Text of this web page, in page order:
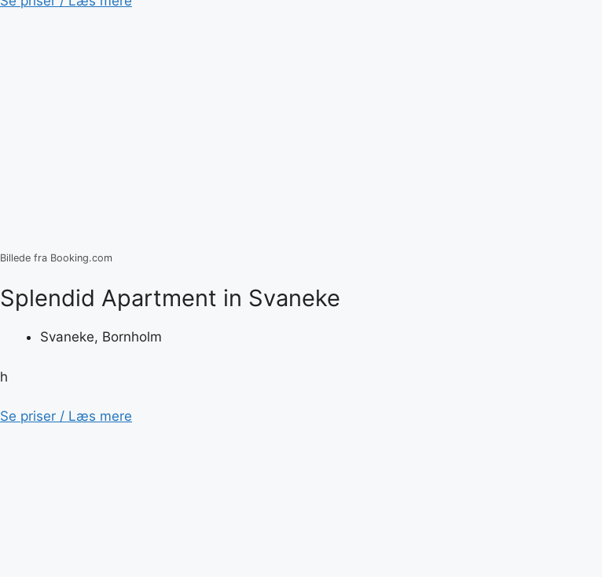
Billede fra Booking.com
Splendid Apartment in Svaneke
Svaneke, Bornholm
h
Se priser / Læs mere